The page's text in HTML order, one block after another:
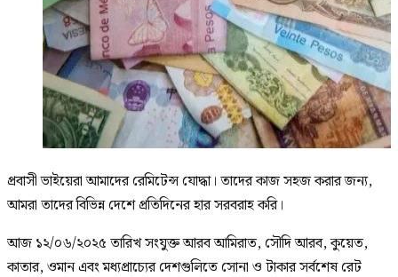
প্রবাসী ভাইয়েরা আমাদের রেমিটেন্স যোদ্ধা। তাদের কাজ সহজ করার জন্য,
আমরা তাদের বিভিন্ন দেশে প্রতিদিনের হার সরবরাহ করি।
আজ ১২/০৬/২০২৫ তারিখ সংযুক্ত আরব আমিরাত, সৌদি আরব, কুয়েত,
কাতার, ওমান এবং মধ্যপ্রাচ্যের দেশগুলিতে সোনা ও টাকার সর্বশেষ রেট